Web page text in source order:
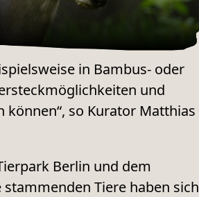
in Bambus- oder
und
so Kurator Matthias
Berlin und dem
stammenden Tiere haben sich